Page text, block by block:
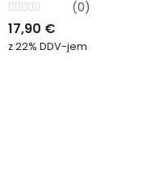
Ocenjeno
0
od
5
(0)
17,90 €
z 22% DDV-jem